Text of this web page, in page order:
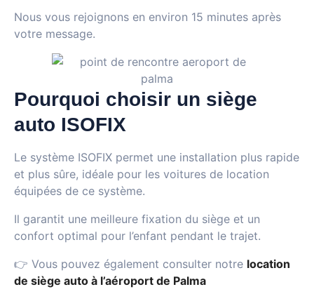
Nous vous rejoignons en environ 15 minutes après
votre message.
Pourquoi choisir un siège
auto ISOFIX
Le système ISOFIX permet une installation plus rapide
et plus sûre, idéale pour les voitures de location
équipées de ce système.
Il garantit une meilleure fixation du siège et un
confort optimal pour l’enfant pendant le trajet.
👉 Vous pouvez également consulter notre location
de siège auto à l’aéroport de Palma